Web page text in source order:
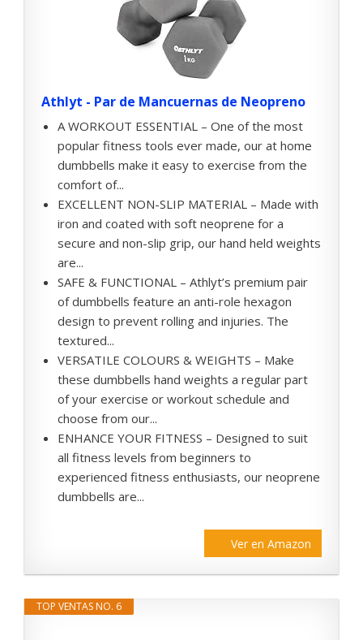
Athlyt - Par de Mancuernas de Neopreno
A WORKOUT ESSENTIAL – One of the most
popular fitness tools ever made, our at home
dumbbells make it easy to exercise from the
comfort of...
EXCELLENT NON-SLIP MATERIAL – Made with
iron and coated with soft neoprene for a
secure and non-slip grip, our hand held weights
are...
SAFE & FUNCTIONAL – Athlyt’s premium pair
of dumbbells feature an anti-role hexagon
design to prevent rolling and injuries. The
textured...
VERSATILE COLOURS & WEIGHTS – Make
these dumbbells hand weights a regular part
of your exercise or workout schedule and
choose from our...
ENHANCE YOUR FITNESS – Designed to suit
all fitness levels from beginners to
experienced fitness enthusiasts, our neoprene
dumbbells are...
Ver en Amazon
TOP VENTAS NO. 6